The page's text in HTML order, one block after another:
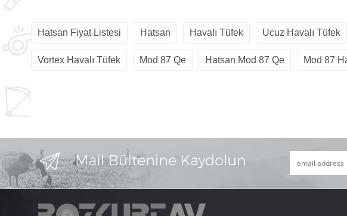
Hatsan Fiyat Listesi Hatsan Havalı Tüfek Ucuz Havalı Tüfek
Vortex Havalı Tüfek Mod 87 Qe Hatsan Mod 87 Qe Mod 87